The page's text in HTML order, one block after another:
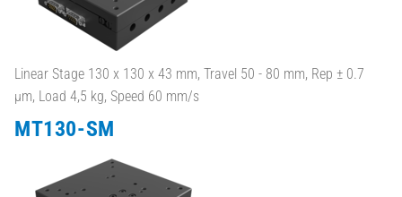
Linear Stage 130 x 130 x 43 mm, Travel 50 - 80 mm, Rep ± 0.7
µm, Load 4,5 kg, Speed 60 mm/s
MT130-SM